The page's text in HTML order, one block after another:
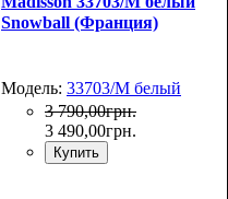
Snowball (Франция)
Модель: 33703/M белый
3 790,00грн.
3 490,00грн.
Купить